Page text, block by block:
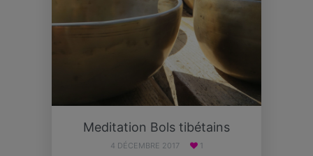
Meditation Bols tibétains
4 DÉCEMBRE 2017 1